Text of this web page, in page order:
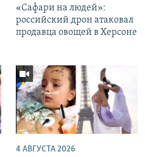
«Cафари на людей»:
российский дрон атаковал
продавца овощей в Херсоне
4 АВГУСТА 2026